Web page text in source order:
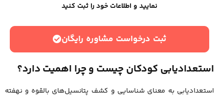
نمایید و اطلاعات خود را ثبت کنید
ثبت درخواست مشاوره رایگان
استعدادیابی کودکان چیست و چرا اهمیت دارد؟
استعدادیابی به معنای شناسایی و کشف پتانسیل‌های بالقوه و نهفته